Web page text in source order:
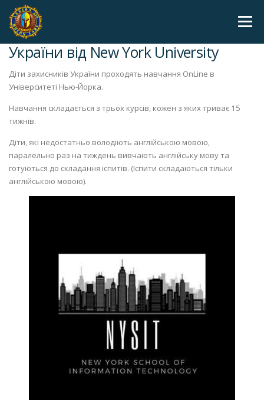
Skip to content
Menu
IT Школа для дітей захисників
України від New York University
Діти захисників України проходять навчання OnLine в
Університеті Нью-Йорка.
Навчання складається з трьох курсів, кожен з яких триває 15
тижнів.
Діти, які недостатньо володіють англійською мовою,
паралельно раз на тиждень вивчають англійську мову та
готуються до складання іспитів. (Іспити складаються тільки
англійською мовою).